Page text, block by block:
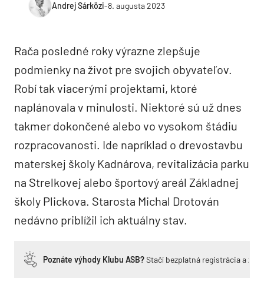
Andrej Sárközi-8. augusta 2023
Rača posledné roky výrazne zlepšuje
podmienky na život pre svojich obyvateľov.
Robí tak viacerými projektami, ktoré
naplánovala v minulosti. Niektoré sú už dnes
takmer dokončené alebo vo vysokom štádiu
rozpracovanosti. Ide napríklad o drevostavbu
materskej školy Kadnárova, revitalizácia parku
na Strelkovej alebo športový areál Základnej
školy Plickova. Starosta Michal Drotován
nedávno priblížil ich aktuálny stav.
Poznáte výhody Klubu ASB?Stačí bezplatná registrácia a